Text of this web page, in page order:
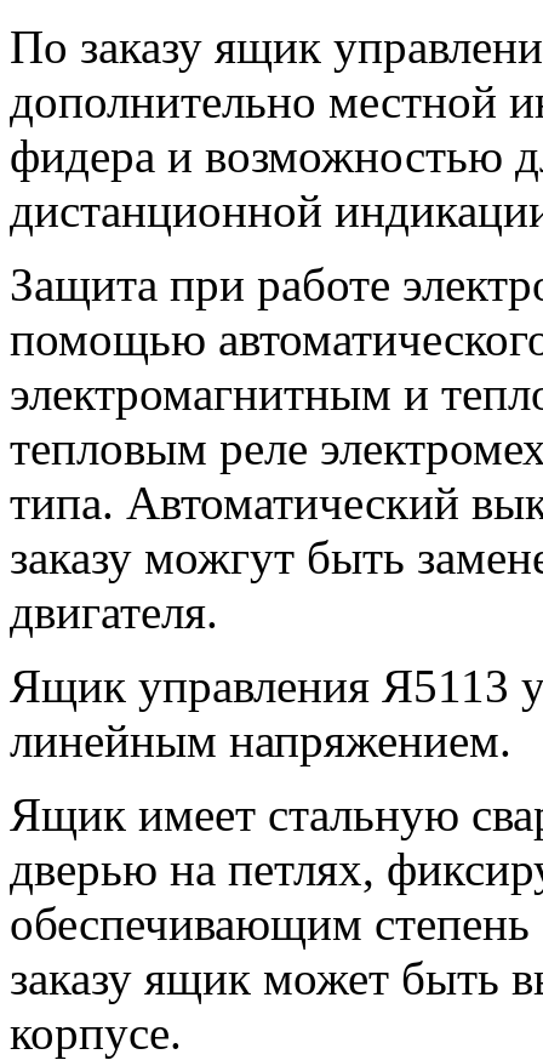
По заказу ящик
дополнительно местной
фидера и возможностью
дистанционной
Защита при работе
помощью
электромагнитным и
тепловым реле
типа. Автоматический
заказу можгут быть
двигателя.
Ящик управления Я5113
линейным напряжением.
Ящик имеет стальную
дверью на петлях,
обеспечивающим
заказу ящик может быть
корпусе.